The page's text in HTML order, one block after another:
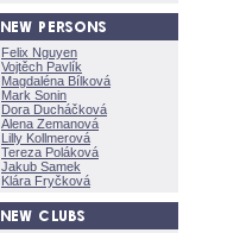
Felix Nguyen
Vojtěch Pavlík
Magdaléna Bílkov
Mark Sonin
Dora Ducháčkov
Alena Zemanov
Lilly Kollmerov
Tereza Polákov
Jakub Samek
Klára Fryčkov